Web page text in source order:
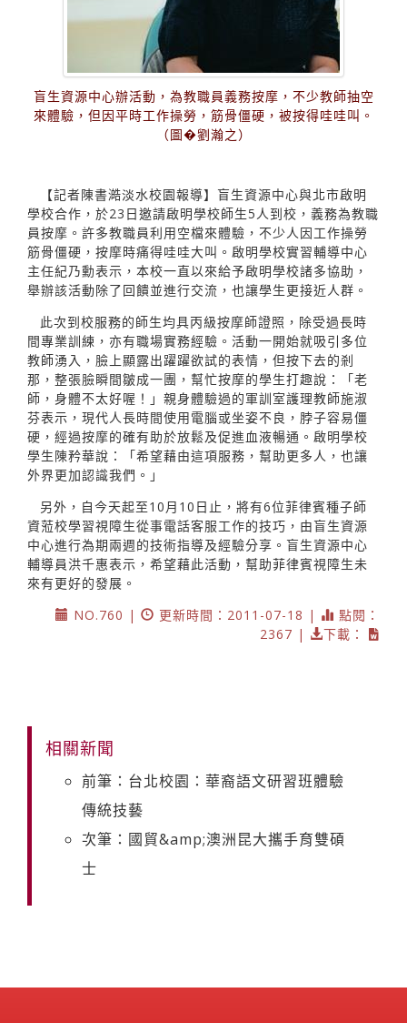
盲生資源中心辦活動，為教職員義務按摩，不少教師抽空
來體驗，但因平時工作操勞，筋骨僵硬，被按得哇哇叫。
（圖�劉瀚之）
【記者陳書澔淡水校園報導】盲生資源中心與北市啟明
學校合作，於23日邀請啟明學校師生5人到校，義務為教職
員按摩。許多教職員利用空檔來體驗，不少人因工作操勞
筋骨僵硬，按摩時痛得哇哇大叫。啟明學校實習輔導中心
主任紀乃勳表示，本校一直以來給予啟明學校諸多協助，
舉辦該活動除了回饋並進行交流，也讓學生更接近人群。
此次到校服務的師生均具丙級按摩師證照，除受過長時
間專業訓練，亦有職場實務經驗。活動一開始就吸引多位
教師湧入，臉上顯露出躍躍欲試的表情，但按下去的剎
那，整張臉瞬間皺成一團，幫忙按摩的學生打趣說：「老
師，身體不太好喔！」親身體驗過的軍訓室護理教師施淑
芬表示，現代人長時間使用電腦或坐姿不良，脖子容易僵
硬，經過按摩的確有助於放鬆及促進血液暢通。啟明學校
學生陳矜華說：「希望藉由這項服務，幫助更多人，也讓
外界更加認識我們。」
另外，自今天起至10月10日止，將有6位菲律賓種子師
資蒞校學習視障生從事電話客服工作的技巧，由盲生資源
中心進行為期兩週的技術指導及經驗分享。盲生資源中心
輔導員洪千惠表示，希望藉此活動，幫助菲律賓視障生未
來有更好的發展。
NO.760 |
更新時間：2011-07-18 |
點閱：
2367 |
下載：
相關新聞
前筆：台北校園：華裔語文研習班體驗
傳統技藝
次筆：國貿&amp;澳洲昆大攜手育雙碩
士